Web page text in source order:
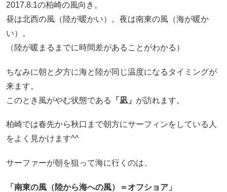
2017.8.1の柏崎の風向き。
昼は北西の風（陸が暖かい）。夜は南東の風（海が暖か
い）。
（陸が暖まるまでに時間差があることがわかる）
ちなみに朝と夕方に海と陸が同じ温度になるタイミングが
来ます。
このとき風がやむ状態である
「凪」 が訪れます。
柏崎では春先から秋口まで朝方にサーフィンをしている人
をよく見かけます^^
サーファーが朝を狙って海に行くのは、
「南東の風（陸から海への風）＝オフショア」